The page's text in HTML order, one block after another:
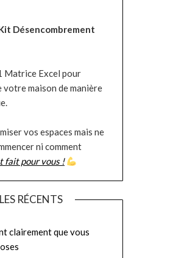
Désencombrement
Matrice Excel pour
maison de manière
vos espaces mais ne
ni comment
fait pour vous !
RÉCENTS
clairement que vous